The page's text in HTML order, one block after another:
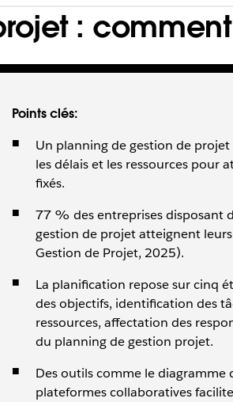
:
organiser les tâches et
Points clés:
Un planning de gestion de
les délais et les ressources pour
fixés.
77 % des entreprises disposant
gestion de projet atteignent
Gestion de Projet, 2025).
La planification repose sur cinq
des objectifs, identification des
ressources, affectation des
du planning de gestion projet.
Des outils comme le diagramme
plateformes collaboratives